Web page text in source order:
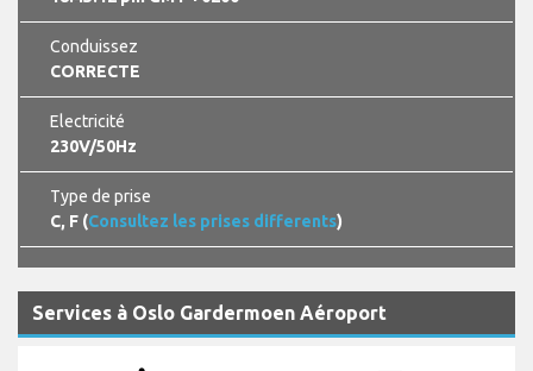
Conduissez
CORRECTE
Electricité
230V/50Hz
Type de prise
C, F (Consultez les prises differents)
Services à Oslo Gardermoen Aéroport